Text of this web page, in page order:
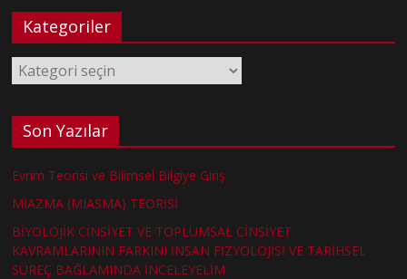
Kategoriler
Kategoriler
Son Yazılar
Evrim Teorisi ve Bilimsel Bilgiye Giriş
MİAZMA (MIASMA) TEORİSİ
BİYOLOJİK CİNSİYET VE TOPLUMSAL CİNSİYET
KAVRAMLARININ FARKINI İNSAN FİZYOLOJİSİ VE TARİHSEL
SÜREÇ BAĞLAMINDA İNCELEYELİM